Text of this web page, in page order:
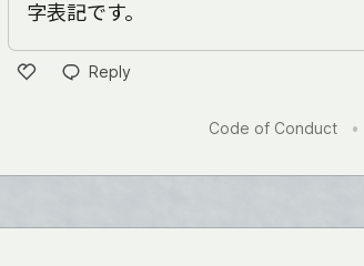
字表記です。
Reply
Code of Conduct •